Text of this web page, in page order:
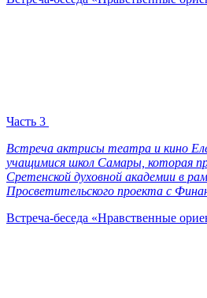
Часть 3
Встреча актрисы театра и кино
учащимися школ Самары, которая
Сретенской духовной академии в
Просветительского проекта с
Встреча-беседа «Нравственные